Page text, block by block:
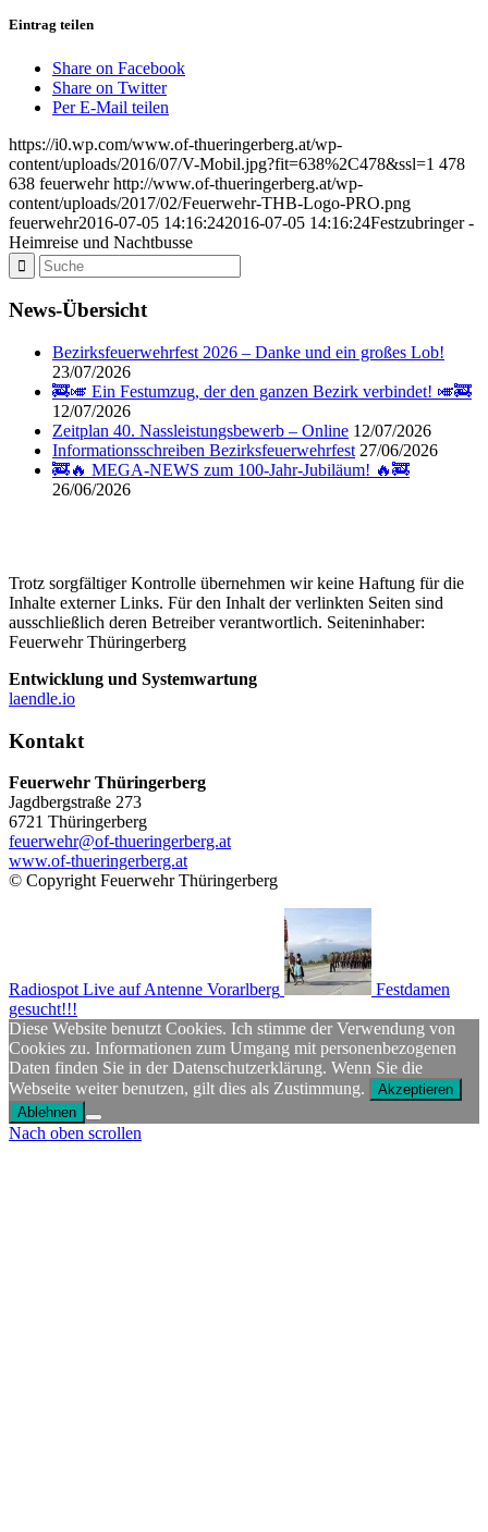
Eintrag teilen
Share on Facebook
Share on Twitter
Per E-Mail teilen
https://i0.wp.com/www.of-thueringerberg.at/wp-
content/uploads/2016/07/V-Mobil.jpg?fit=638%2C478&ssl=1 478
638 feuerwehr http://www.of-thueringerberg.at/wp-
content/uploads/2017/02/Feuerwehr-THB-Logo-PRO.png
feuerwehr2016-07-05 14:16:242016-07-05 14:16:24Festzubringer -
Heimreise und Nachtbusse
News-Übersicht
Bezirksfeuerwehrfest 2026 – Danke und ein großes Lob!
23/07/2026
🚒🎺 Ein Festumzug, der den ganzen Bezirk verbindet! 🎺🚒
12/07/2026
Zeitplan 40. Nassleistungsbewerb – Online 12/07/2026
Informationsschreiben Bezirksfeuerwehrfest 27/06/2026
🚒🔥 MEGA-NEWS zum 100-Jahr-Jubiläum! 🔥🚒
26/06/2026
Trotz sorgfältiger Kontrolle übernehmen wir keine Haftung für die
Inhalte externer Links. Für den Inhalt der verlinkten Seiten sind
ausschließlich deren Betreiber verantwortlich. Seiteninhaber:
Feuerwehr Thüringerberg
Entwicklung und Systemwartung
laendle.io
Kontakt
Feuerwehr Thüringerberg
Jagdbergstraße 273
6721 Thüringerberg
feuerwehr@of-thueringerberg.at
www.of-thueringerberg.at
© Copyright Feuerwehr Thüringerberg
Radiospot Live auf Antenne Vorarlberg
Festdamen
gesucht!!!
Diese Website benutzt Cookies. Ich stimme der Verwendung von
Cookies zu. Informationen zum Umgang mit personenbezogenen
Daten finden Sie in der Datenschutzerklärung. Wenn Sie die
Webseite weiter benutzen, gilt dies als Zustimmung.
Akzeptieren
Ablehnen
Nach oben scrollen